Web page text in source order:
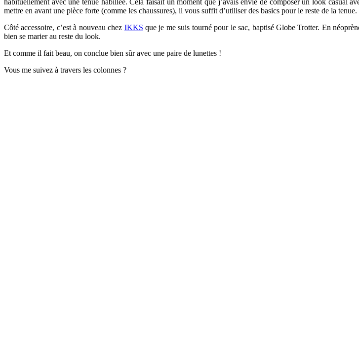
habituellement avec une tenue habillée. Cela faisait un moment que j’avais envie de composer un look casual
mettre en avant une pièce forte (comme les chaussures), il vous suffit d’utiliser des basics pour le reste de la tenue.
Côté accessoire, c’est à nouveau chez IKKS que je me suis tourné pour le sac, baptisé Globe Trotter. En
bien se marier au reste du look.
Et comme il fait beau, on conclue bien sûr avec une paire de lunettes !
Vous me suivez à travers les colonnes ?